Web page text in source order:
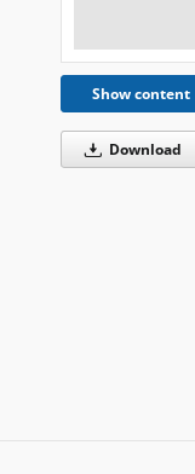
Show content
Download